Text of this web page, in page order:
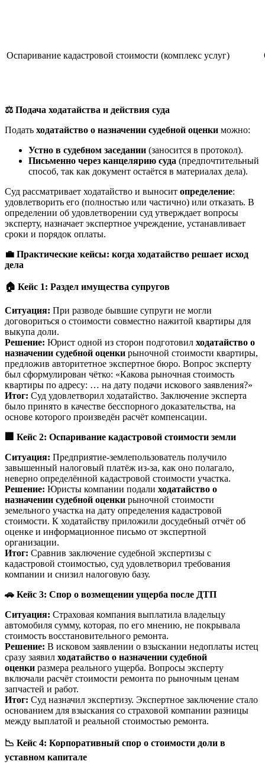
Оспаривание кадастровой стоимости (комплекс услуг)
⚖️ Подача ходатайства и действия суда
Подать ходатайство о назначении судебной оценки можно:
Устно в судебном заседании (заносится в протокол).
Письменно через канцелярию суда (предпочтительный
способ, так как документ остаётся в материалах дела).
Суд рассматривает ходатайство и выносит определение:
удовлетворить его (полностью или частично) или отказать. В
определении об удовлетворении суд утверждает вопросы
эксперту, назначает экспертное учреждение, устанавливает
сроки и порядок оплаты.
💼 Практические кейсы: когда ходатайство решает исход
дела
🏠 Кейс 1: Раздел имущества супругов
Ситуация: При разводе бывшие супруги не могли
договориться о стоимости совместно нажитой квартиры для
выкупа доли.
Решение: Юрист одной из сторон подготовил ходатайство о
назначении судебной оценки рыночной стоимости квартиры,
предложив авторитетное экспертное бюро. Вопрос эксперту
был сформулирован чётко: «Какова рыночная стоимость
квартиры по адресу: … на дату подачи искового заявления?»
Итог: Суд удовлетворил ходатайство. Заключение эксперта
было принято в качестве бесспорного доказательства, на
основе которого произведён расчёт компенсации.
🏢 Кейс 2: Оспаривание кадастровой стоимости земли
Ситуация: Предприятие-землепользователь получило
завышенный налоговый платёж из-за, как оно полагало,
неверно определённой кадастровой стоимости участка.
Решение: Юристы компании подали ходатайство о
назначении судебной оценки рыночной стоимости
земельного участка на дату определения кадастровой
стоимости. К ходатайству приложили досудебный отчёт об
оценке и информационное письмо от экспертной
организации.
Итог: Сравнив заключение судебной экспертизы с
кадастровой стоимостью, суд удовлетворил требования
компании и снизил налоговую базу.
🚗 Кейс 3: Спор о возмещении ущерба после ДТП
Ситуация: Страховая компания выплатила владельцу
автомобиля сумму, которая, по его мнению, не покрывала
стоимость восстановительного ремонта.
Решение: В исковом заявлении о взыскании недоплаты истец
сразу заявил ходатайство о назначении судебной
оценки размера реального ущерба. Вопросы эксперту
включали расчёт стоимости ремонта по рыночным ценам
запчастей и работ.
Итог: Суд назначил экспертизу. Экспертное заключение стало
основанием для взыскания со страховой компании разницы
между выплатой и реальной стоимостью ремонта.
📉 Кейс 4: Корпоративный спор о стоимости доли в
уставном капитале